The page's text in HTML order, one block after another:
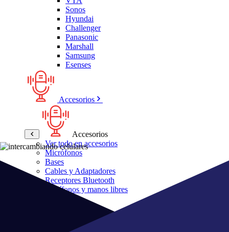
Sonos
Hyundai
Challenger
Panasonic
Marshall
Samsung
Esenses
Accesorios
Accesorios
Ver todo en accesorios
Micrófonos
Bases
Cables y Adaptadores
Receptores Bluetooth
Audífonos y manos libres